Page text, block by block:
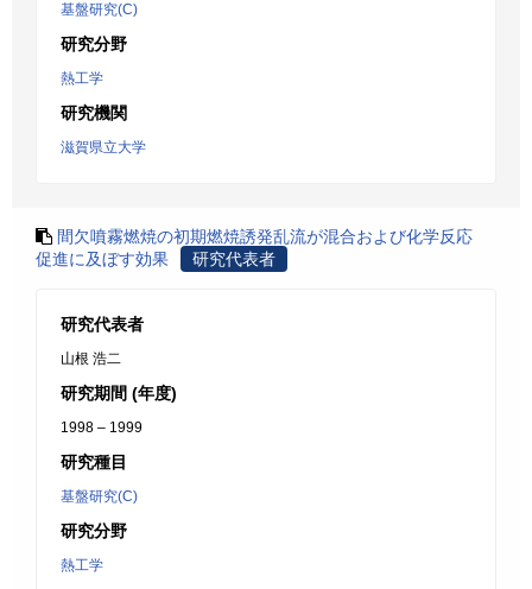
基盤研究(C)
研究分野
熱工学
研究機関
滋賀県立大学
間欠噴霧燃焼の初期燃焼誘発乱流が混合および化学反応
促進に及ぼす効果
研究代表者
研究代表者
山根 浩二
研究期間 (年度)
1998 – 1999
研究種目
基盤研究(C)
研究分野
熱工学